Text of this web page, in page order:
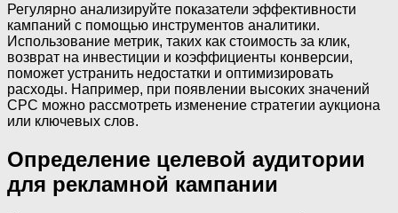
Регулярно анализируйте показатели эффективности
кампаний с помощью инструментов аналитики.
Использование метрик, таких как стоимость за клик,
возврат на инвестиции и коэффициенты конверсии,
поможет устранить недостатки и оптимизировать
расходы. Например, при появлении высоких значений
CPC можно рассмотреть изменение стратегии аукциона
или ключевых слов.
Определение целевой аудитории
для рекламной кампании